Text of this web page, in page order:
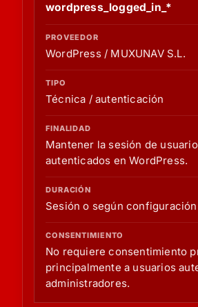
wordpress_logged_in_*
WordPress / MUXUNAV S.L.
Técnica / autenticación
Mantener la sesión de
autenticados en WordPress.
Sesión o según configuración
No requiere consentimiento
principalmente a usuarios
administradores.